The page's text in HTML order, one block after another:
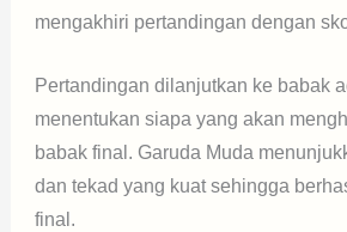
mengakhiri pertandingan dengan
Pertandingan dilanjutkan ke babak
menentukan siapa yang akan
babak final. Garuda Muda
dan tekad yang kuat sehingga
final.